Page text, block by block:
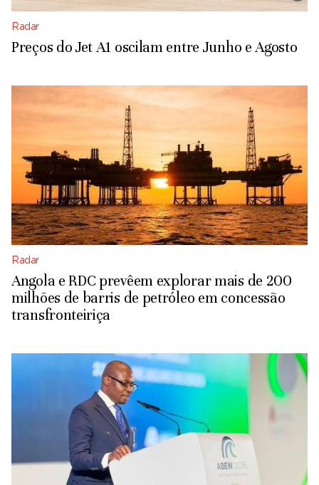
Radar
Preços do Jet A1 oscilam entre Junho e Agosto
Radar
Angola e RDC prevêem explorar mais de 200
milhões de barris de petróleo em concessão
transfronteiriça